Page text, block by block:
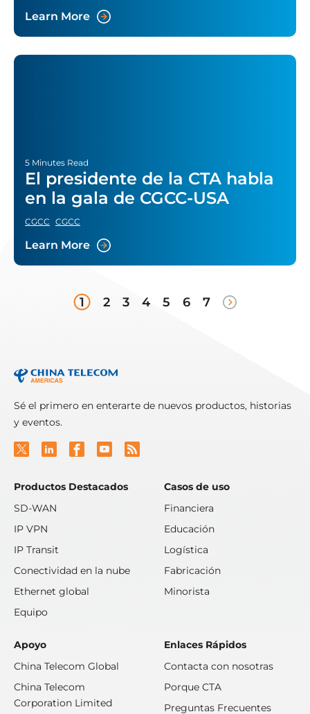
Learn More
5 Minutes Read
El presidente de la CTA habla
en la gala de CGCC-USA
CGCC CGCC
Learn More
1 2 3 4 5 6 7
Sé el primero en enterarte de nuevos productos, historias
y eventos.
Productos Destacados
SD-WAN
IP VPN
IP Transit
Conectividad en la nube
Ethernet global
Equipo
Casos de uso
Financiera
Educación
Logística
Fabricación
Minorista
Apoyo
China Telecom Global
China Telecom
Corporation Limited
Enlaces Rápidos
Contacta con nosotras
Porque CTA
Preguntas Frecuentes